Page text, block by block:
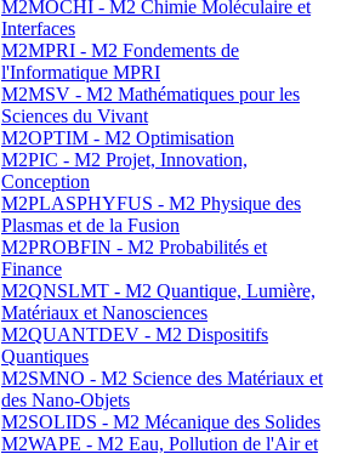
M2MOCHI - M2 Chimie Moléculaire et
Interfaces
M2MPRI - M2 Fondements de
l'Informatique MPRI
M2MSV - M2 Mathématiques pour les
Sciences du Vivant
M2OPTIM - M2 Optimisation
M2PIC - M2 Projet, Innovation,
Conception
M2PLASPHYFUS - M2 Physique des
Plasmas et de la Fusion
M2PROBFIN - M2 Probabilités et
Finance
M2QNSLMT - M2 Quantique, Lumière,
Matériaux et Nanosciences
M2QUANTDEV - M2 Dispositifs
Quantiques
M2SMNO - M2 Science des Matériaux et
des Nano-Objets
M2SOLIDS - M2 Mécanique des Solides
M2WAPE - M2 Eau, Pollution de l'Air et